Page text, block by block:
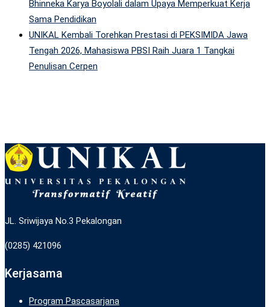
Bhinneka Karya Boyolali dalam Upaya Memperkuat Kerja
Sama Pendidikan
UNIKAL Kembali Torehkan Prestasi di PEKSIMIDA Jawa
Tengah 2026, Mahasiswa PBSI Raih Juara 1 Tangkai
Penulisan Cerpen
JL. Sriwijaya No.3 Pekalongan
(0285) 421096
Kerjasama
Program Pascasarjana